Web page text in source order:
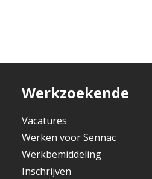
Werkzoekende
Vacatures
Werken voor Sennac
Werkbemiddeling
Inschrijven